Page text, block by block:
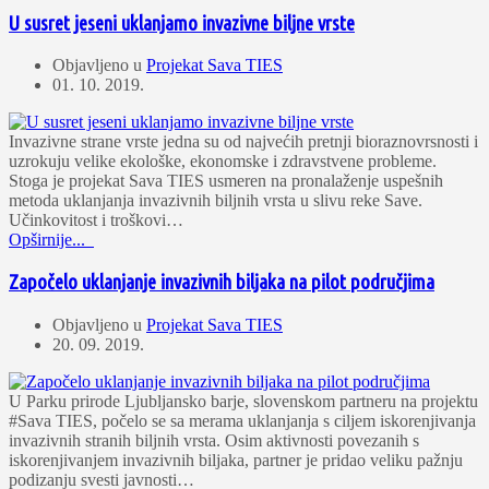
U susret jeseni uklanjamo invazivne biljne vrste
Objavljeno u Projekat Sava TIES
01. 10. 2019.
Invazivne strane vrste jedna su od najvećih pretnji bioraznovrsnosti i
uzrokuju velike ekološke, ekonomske i zdravstvene probleme.
Stoga je projekat Sava TIES usmeren na pronalaženje uspešnih
metoda uklanjanja invazivnih biljnih vrsta u slivu reke Save.
Učinkovitost i troškovi…
Opširnije...
Započelo uklanjanje invazivnih biljaka na pilot područjima
Objavljeno u Projekat Sava TIES
20. 09. 2019.
U Parku prirode Ljubljansko barje, slovenskom partneru na projektu
#Sava TIES, počelo se sa merama uklanjanja s ciljem iskorenjivanja
invazivnih stranih biljnih vrsta. Osim aktivnosti povezanih s
iskorenjivanjem invazivnih biljaka, partner je pridao veliku pažnju
podizanju svesti javnosti…